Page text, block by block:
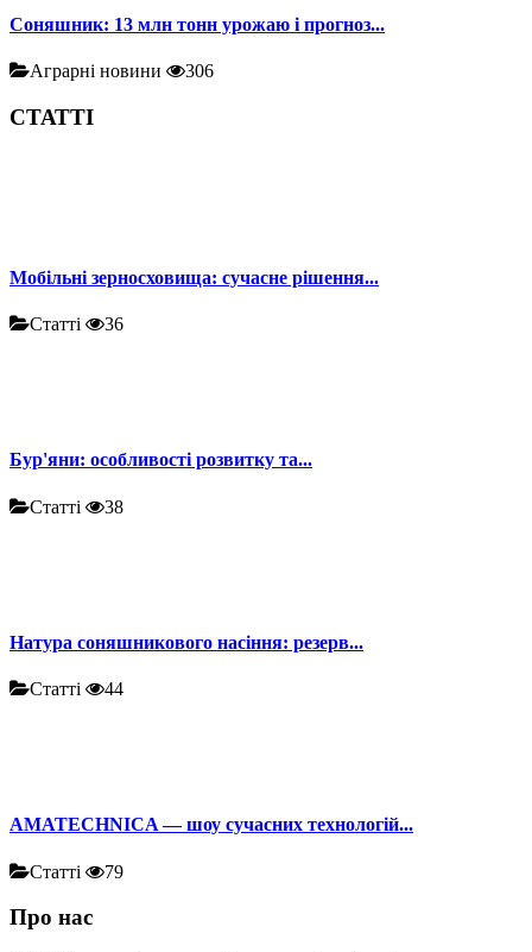
Соняшник: 13 млн тонн урожаю і прогноз...
Аграрні новини 306
СТАТТІ
Мобільні зерносховища: сучасне рішення...
Статті 36
Бур'яни: особливості розвитку та...
Статті 38
Натура соняшникового насіння: резерв...
Статті 44
AMATECHNICA — шоу сучасних технологій...
Статті 79
Про нас